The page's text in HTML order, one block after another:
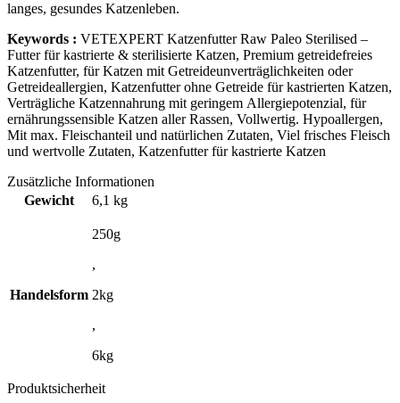
langes, gesundes Katzenleben.
Keywords : VETEXPERT Katzenfutter Raw Paleo Sterilised –
Futter für kastrierte & sterilisierte Katzen, Premium getreidefreies
Katzenfutter, für Katzen mit Getreideunverträglichkeiten oder
Getreideallergien, Katzenfutter ohne Getreide fürkastrierten Katzen,
Verträgliche Katzennahrung mit geringem Allergiepotenzial, für
ernährungssensible Katzen aller Rassen, Vollwertig. Hypoallergen,
Mit max. Fleischanteil und natürlichen Zutaten, Viel frisches Fleisch
und wertvolle Zutaten, Katzenfutter für kastrierte Katzen
Zusätzliche Informationen
Gewicht
6,1 kg
Handelsform
250g
,
2kg
,
6kg
Produktsicherheit